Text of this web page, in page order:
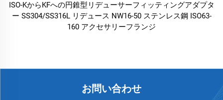
ISO-KからKFへの円錐型リデューサーフィッティングアダプタ
ー SS304/SS316L リデュース NW16-50 ステンレス鋼 ISO63-
160 アクセサリーフランジ
お問い合わせ